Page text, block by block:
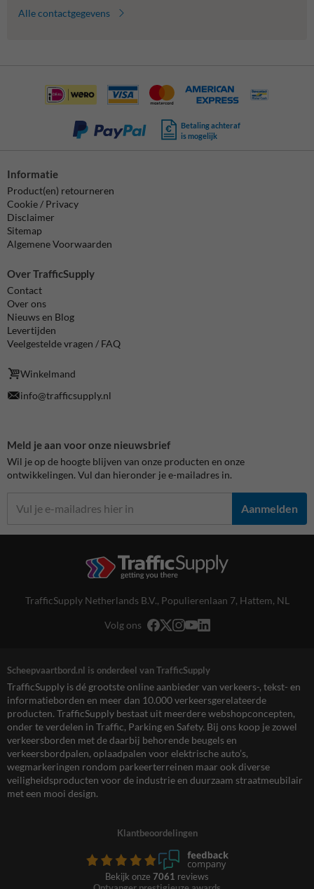
Alle contactgegevens
Betaling achteraf
is mogelijk
Informatie
Product(en) retourneren
Cookie / Privacy
Disclaimer
Sitemap
Algemene Voorwaarden
Over TrafficSupply
Contact
Over ons
Nieuws en Blog
Levertijden
Veelgestelde vragen / FAQ
Winkelmand
info@trafficsupply.nl
Meld je aan voor onze nieuwsbrief
Wil je op de hoogte blijven van onze producten en onze
ontwikkelingen. Vul dan hieronder je e-mailadres in.
Aanmelden
TrafficSupply Netherlands B.V., Populierenlaan 7, Hattem, NL
Volg ons
Scheepvaartbord.nl is onderdeel van TrafficSupply
TrafficSupply is dé grootste online aanbieder van verkeers-, tekst- en
informatieborden en meer dan 10.000 verkeersgerelateerde
producten. TrafficSupply bestaat uit meerdere webshopconcepten,
onder te verdelen in Traffic, Parking en Safety. Bij ons koop je zowel
verkeersborden met de daarbij behorende beugels en
verkeersbordpalen, oplaadpalen voor elektrische auto’s,
wegmarkeringen rondom parkeerterreinen maar ook diverse
veiligheidsproducten voor de industrie en duurzaam straatmeubilair
met een mooi design.
Klantbeoordelingen
Bekijk onze 7061 reviews